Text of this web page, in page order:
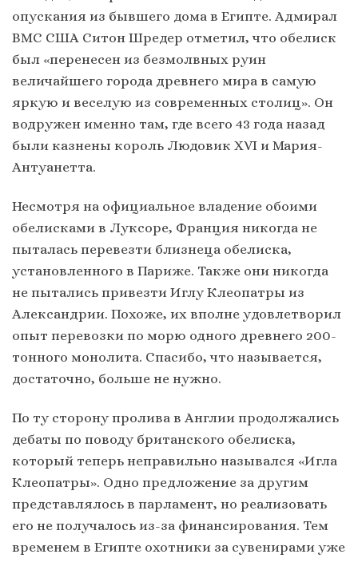
опускания из бывшего дома в Египте. Адмирал
ВМС США Ситон Шредер отметил, что обелиск
был «перенесен из безмолвных руин
величайшего города древнего мира в самую
яркую и веселую из современных столиц». Он
водружен именно там, где всего 43 года назад
были казнены король Людовик XVI и Мария-
Антуанетта.
Несмотря на официальное владение обоими
обелисками в Луксоре, Франция никогда не
пыталась перевезти близнеца обелиска,
установленного в Париже. Также они никогда
не пытались привезти Иглу Клеопатры из
Александрии. Похоже, их вполне удовлетворил
опыт перевозки по морю одного древнего 200-
тонного монолита. Спасибо, что называется,
достаточно, больше не нужно.
По ту сторону пролива в Англии продолжались
дебаты по поводу британского обелиска,
который теперь неправильно назывался «Игла
Клеопатры». Одно предложение за другим
представлялось в парламент, но реализовать
его не получалось из-за финансирования. Тем
временем в Египте охотники за сувенирами уже